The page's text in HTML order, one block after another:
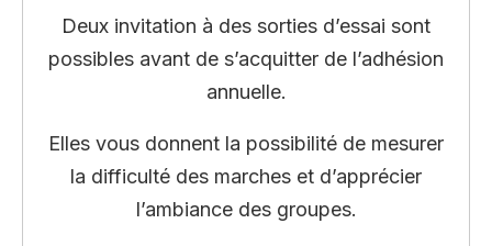
Deux invitation à des sorties d’essai sont
possibles avant de s’acquitter de l’adhésion
annuelle.
Elles vous donnent la possibilité de mesurer
la difficulté des marches et d’apprécier
l’ambiance des groupes.